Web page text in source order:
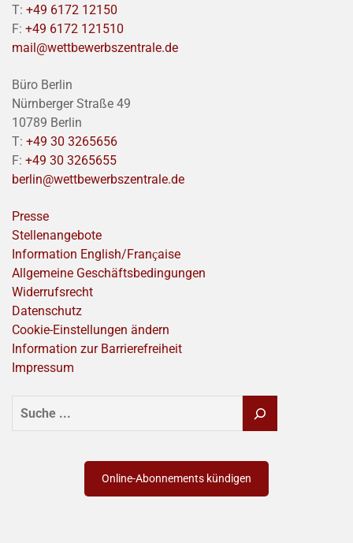
T: +49 6172 12150
F: +49 6172 121510
mail@wettbewerbszentrale.de
Büro Berlin
Nürnberger Straße 49
10789 Berlin
T: +49 30 3265656
F: +49 30 3265655
berlin@wettbewerbszentrale.de
Presse
Stellenangebote
Information English/Franҫaise
Allgemeine Geschäftsbedingungen
Widerrufsrecht
Datenschutz
Cookie-Einstellungen ändern
Information zur Barrierefreiheit
Impressum
SUCHEN
Online-Abonnements kündigen